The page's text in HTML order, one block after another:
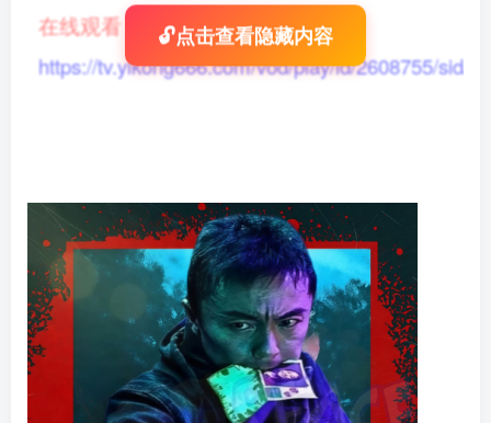
在线观看：
https://tv.yikong666.com/vod/play/id/2608755/sid/
🔓点击查看隐藏内容